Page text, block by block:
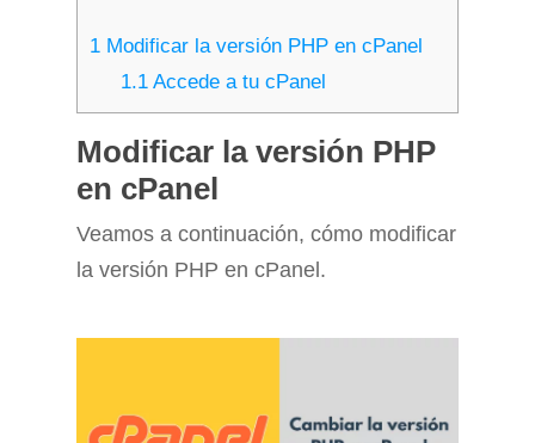
1 Modificar la versión PHP en cPanel
1.1Accede a tu cPanel
Modificar la versión PHP
en cPanel
Veamos a continuación, cómo modificar
la versión PHP en cPanel.